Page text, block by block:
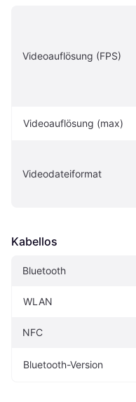
Videoauflösung (FPS)
Videoauflösung (max)
Videodateiformat
Kabellos
Bluetooth
WLAN
NFC
Bluetooth-Version